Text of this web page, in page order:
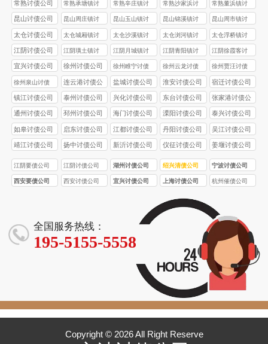
常熟讨债公司
常熟承塘镇讨
债公司
常熟辛庄镇讨
债公司
常熟沙家浜讨
债公司
常熟董浜镇讨
债公司
昆山讨债公司
昆山周庄镇讨
债公司
昆山玉山镇讨
债公司
昆山锦溪镇讨
债公司
昆山周市镇讨
债公司
太仓讨债公司
太仓城厢镇讨
债公司
太仓沙溪镇讨
债公司
太仓浏河镇讨
债公司
太仓浮桥镇讨
债公司
江阴讨债公司
江阴璜土镇讨
债公司
江阴月城镇讨
债公司
江阴青阳镇讨
债公司
江阴徐霞客讨
债公司
宜兴讨债公司 徐州讨债公司
徐州睢宁讨债
公司
徐州云龙讨债
公司
徐州贾汪讨债
公司
徐州泉山讨债
公司
连云港讨债公
司
盐城讨债公司 淮安讨债公司 宿迁讨债公司
镇江讨债公司 泰州讨债公司 兴化讨债公司 东台讨债公司
张家港讨债公
司
通州讨债公司 邳州讨债公司 海门讨债公司 溧阳讨债公司 泰兴讨债公司
如皋讨债公司 启东讨债公司 江都讨债公司 丹阳讨债公司 吴江讨债公司
靖江讨债公司 扬中讨债公司 新沂讨债公司 仪征讨债公司 姜堰讨债公司
江阴要债公司 江阴讨债公司 湖州讨债公司 绍兴清债公司 宁波讨债公司
西安要债公司 西安讨债公司 宜兴讨债公司 上海讨债公司 杭州催债公司
全国服务热线：
195-5155-5558
Copyright © 2026 All Right Reserve